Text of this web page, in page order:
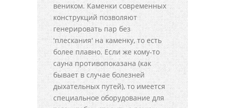
веником. Каменки современных
конструкций позволяют
генерировать пар без
'плескания' на каменку, то есть
более плавно. Если же кому-то
сауна противопоказана (как
бывает в случае болезней
дыхательных путей), то имеется
специальное оборудование для